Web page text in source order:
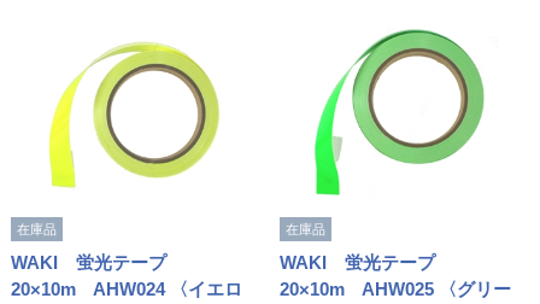
在庫品
WAKI 蛍光テープ
20×10m AHW024 〈イエロ
在庫品
WAKI 蛍光テープ
20×10m AHW025 〈グリー